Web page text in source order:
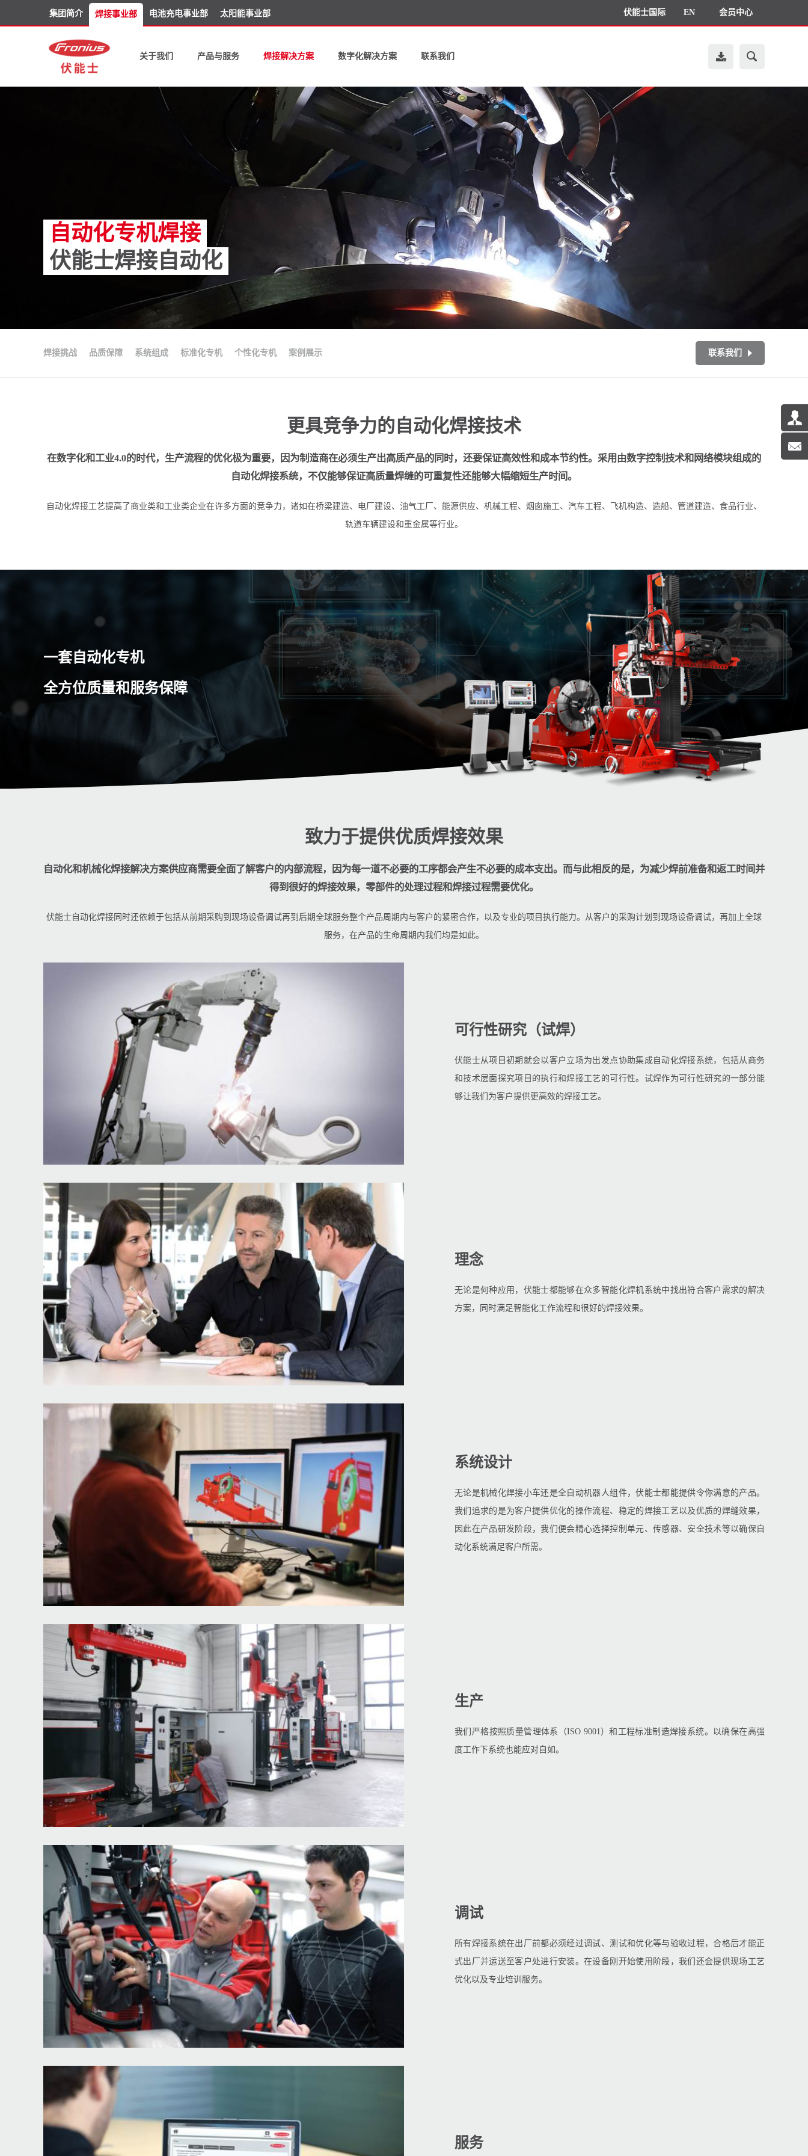
集团简介 焊接事业部 电池充电事业部 太阳能事业部 伏能士国际 EN 会员中心
关于我们 产品与服务 焊接解决方案 数字化解决方案 联系我们
自动化专机焊接
伏能士焊接自动化
焊接挑战 品质保障 系统组成 标准化专机 个性化专机 案例展示 联系我们
更具竞争力的自动化焊接技术
在数字化和工业4.0的时代，生产流程的优化极为重要，因为制造商在必须生产出高质产品的同时，还要保证高效性和成本节约性。采用由数字控制技术和网络模块组成的
自动化焊接系统，不仅能够保证高质量焊缝的可重复性还能够大幅缩短生产时间。
自动化焊接工艺提高了商业类和工业类企业在许多方面的竞争力，诸如在桥梁建造、电厂建设、油气工厂、能源供应、机械工程、烟囱施工、汽车工程、飞机构造、造船、管道建造、食品行业、
轨道车辆建设和重金属等行业。
一套自动化专机
全方位质量和服务保障
致力于提供优质焊接效果
自动化和机械化焊接解决方案供应商需要全面了解客户的内部流程，因为每一道不必要的工序都会产生不必要的成本支出。而与此相反的是，为减少焊前准备和返工时间并
得到很好的焊接效果，零部件的处理过程和焊接过程需要优化。
伏能士自动化焊接同时还依赖于包括从前期采购到现场设备调试再到后期全球服务整个产品周期内与客户的紧密合作，以及专业的项目执行能力。从客户的采购计划到现场设备调试，再加上全球
服务，在产品的生命周期内我们均是如此。
可行性研究（试焊）
伏能士从项目初期就会以客户立场为出发点协助集成自动化焊接系统，包括从商务
和技术层面探究项目的执行和焊接工艺的可行性。试焊作为可行性研究的一部分能
够让我们为客户提供更高效的焊接工艺。
理念
无论是何种应用，伏能士都能够在众多智能化焊机系统中找出符合客户需求的解决
方案，同时满足智能化工作流程和很好的焊接效果。
系统设计
无论是机械化焊接小车还是全自动机器人组件，伏能士都能提供令你满意的产品。
我们追求的是为客户提供优化的操作流程、稳定的焊接工艺以及优质的焊缝效果，
因此在产品研发阶段，我们便会精心选择控制单元、传感器、安全技术等以确保自
动化系统满足客户所需。
生产
我们严格按照质量管理体系（ISO 9001）和工程标准制造焊接系统。以确保在高强
度工作下系统也能应对自如。
调试
所有焊接系统在出厂前都必须经过调试、测试和优化等与验收过程，合格后才能正
式出厂并运送至客户处进行安装。在设备刚开始使用阶段，我们还会提供现场工艺
优化以及专业培训服务。
服务